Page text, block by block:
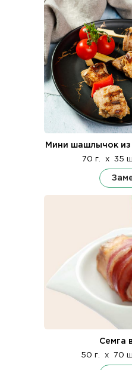
Мини шашлычок
70 г. x 35
Семга
50 г. x 70